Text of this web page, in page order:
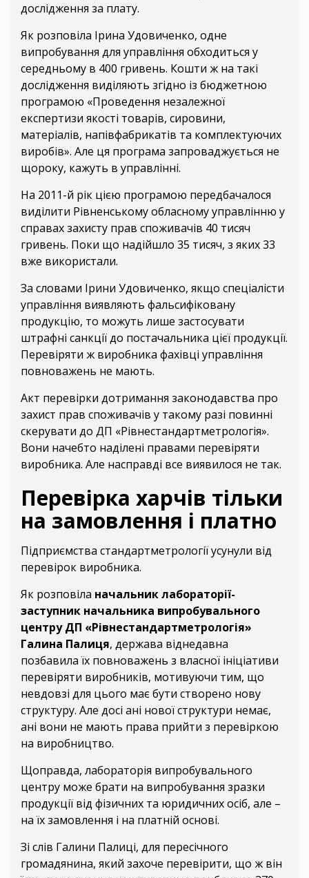
дослідження за плату.
Як розповіла Ірина Удовиченко, одне
випробування для управління обходиться у
середньому в 400 гривень. Кошти ж на такі
дослідження виділяють згідно із бюджетною
програмою «Проведення незалежної
експертизи якості товарів, сировини,
матеріалів, напівфабрикатів та комплектуючих
виробів». Але ця програма запроваджується не
щороку, кажуть в управлінні.
На 2011-й рік цією програмою передбачалося
виділити Рівненському обласному управлінню у
справах захисту прав споживачів 40 тисяч
гривень. Поки що надійшло 35 тисяч, з яких 33
вже використали.
За словами Ірини Удовиченко, якщо спеціалісти
управління виявляють фальсифіковану
продукцію, то можуть лише застосувати
штрафні санкції до постачальника цієї продукції.
Перевіряти ж виробника фахівці управління
повноважень не мають.
Акт перевірки дотримання законодавства про
захист прав споживачів у такому разі повинні
скерувати до ДП «Рівнестандартметрологія».
Вони начебто наділені правами перевіряти
виробника. Але насправді все виявилося не так.
Перевірка харчів тільки
на замовлення і платно
Підприємства стандартметрології усунули від
перевірок виробника.
Як розповіла начальник лабораторії-
заступник начальника випробувального
центру ДП «Рівнестандартметрологія»
Галина Палиця, держава віднедавна
позбавила їх повноважень з власної ініціативи
перевіряти виробників, мотивуючи тим, що
невдовзі для цього має бути створено нову
структуру. Але досі ані нової структури немає,
ані вони не мають права прийти з перевіркою
на виробництво.
Щоправда, лабораторія випробувального
центру може брати на випробування зразки
продукції від фізичних та юридичних осіб, але –
на їх замовлення і на платній основі.
Зі слів Галини Палиці, для пересічного
громадянина, який захоче перевірити, що ж він